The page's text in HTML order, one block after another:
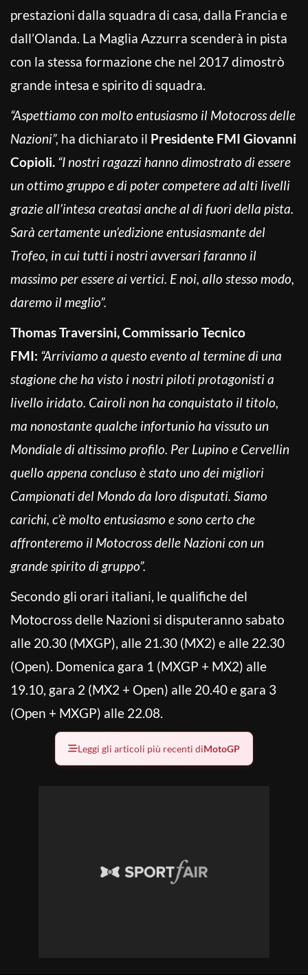
prestazioni dalla squadra di casa, dalla Francia e
dall’Olanda. La Maglia Azzurra scenderà in pista
con la stessa formazione che nel 2017 dimostrò
grande intesa e spirito di squadra.
“Aspettiamo con molto entusiasmo il Motocross delle
Nazioni”, ha dichiarato il Presidente FMI Giovanni
Copioli. “I nostri ragazzi hanno dimostrato di essere
un ottimo gruppo e di poter competere ad alti livelli
grazie all’intesa creatasi anche al di fuori della pista.
Sarà certamente un’edizione entusiasmante del
Trofeo, in cui tutti i nostri avversari faranno il
massimo per essere ai vertici. E noi, allo stesso modo,
daremo il meglio”.
Thomas Traversini, Commissario Tecnico
FMI: “Arriviamo a questo evento al termine di una
stagione che ha visto i nostri piloti protagonisti a
livello iridato. Cairoli non ha conquistato il titolo,
ma nonostante qualche infortunio ha vissuto un
Mondiale di altissimo profilo. Per Lupino e Cervellin
quello appena concluso è stato uno dei migliori
Campionati del Mondo da loro disputati. Siamo
carichi, c’è molto entusiasmo e sono certo che
affronteremo il Motocross delle Nazioni con un
grande spirito di gruppo”.
Secondo gli orari italiani, le qualifiche del
Motocross delle Nazioni si disputeranno sabato
alle 20.30 (MXGP), alle 21.30 (MX2) e alle 22.30
(Open). Domenica gara 1 (MXGP + MX2) alle
19.10, gara 2 (MX2 + Open) alle 20.40 e gara 3
(Open + MXGP) alle 22.08.
Leggi gli articoli più recenti diMotoGP